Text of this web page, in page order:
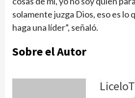
solamente juzga Dios, eso es lo
haga una líder”, señaló.
Sobre el Autor